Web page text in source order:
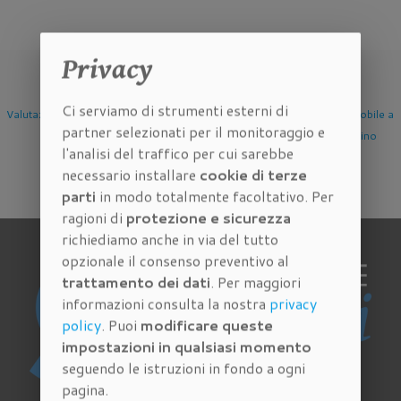
Valutazione Immobile a
Firenze
Valutazione Immobile a
Scandicci
Valutazione Immobile a
Sesto Fiorentino
Privacy
Ci serviamo di strumenti esterni di
partner selezionati per il monitoraggio e
l'analisi del traffico per cui sarebbe
necessario installare cookie di terze
parti in modo totalmente facoltativo. Per
ragioni di protezione e sicurezza
richiediamo anche in via del tutto
opzionale il consenso preventivo al
trattamento dei dati. Per maggiori
informazioni consulta la nostra privacy
policy. Puoi modificare queste
impostazioni in qualsiasi momento
seguendo le istruzioni in fondo a ogni
pagina.